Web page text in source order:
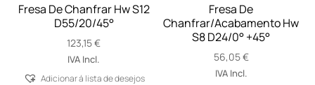
Fresa De Chanfrar Hw S12
D55/20/45°
123,15€
IVA Incl.
Adicionar á lista de desejos
Fresa De
Chanfrar/Acabamento Hw
S8 D24/0° +45°
56,05€
IVA Incl.